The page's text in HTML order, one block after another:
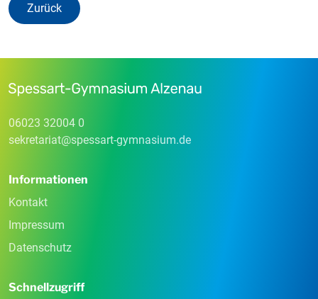
Zurück
06023 32004 0
sekretariat@spessart-gymnasium.de
Informationen
Kontakt
Impressum
Datenschutz
Schnellzugriff